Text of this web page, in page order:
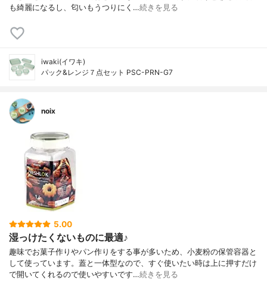
も綺麗になるし、匂いもうつりにく…続きを見る
iwaki(イワキ)
パック&レンジ７点セット PSC-PRN-G7
noix
5.00
湿っけたくないものに最適♪
趣味でお菓子作りやパン作りをする事が多いため、小麦粉の保管容器と
して使っています。蓋と一体型なので、すぐ使いたい時は上に押すだけ
で開いてくれるので使いやすいです…続きを見る